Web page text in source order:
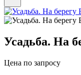
Усадьба. На
Цена по запросу